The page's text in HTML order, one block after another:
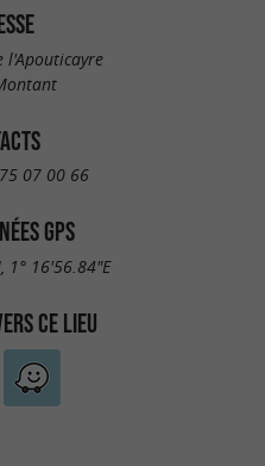
l'Apouticayre
07 00 66
GPS
1° 16'56.84"E
CE LIEU